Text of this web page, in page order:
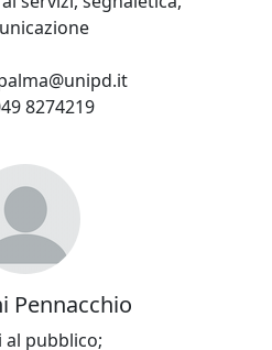
8274219
Pennacchio
al pubblico;